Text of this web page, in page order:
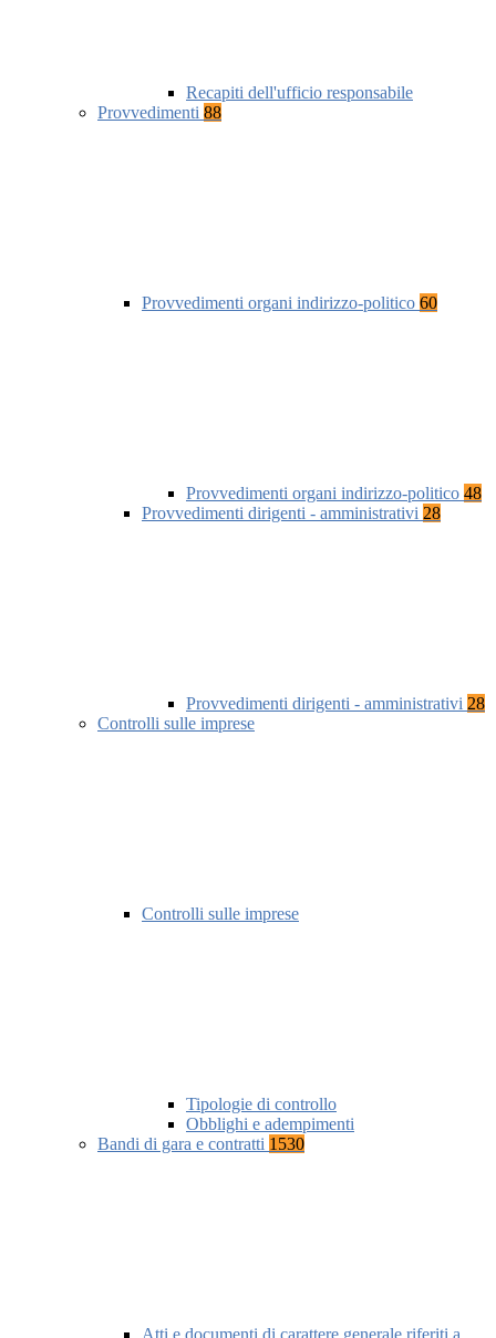
Recapiti dell'ufficio responsabile
Provvedimenti 88
Provvedimenti organi indirizzo-politico 60
Provvedimenti organi indirizzo-politico 48
Provvedimenti dirigenti - amministrativi 28
Provvedimenti dirigenti - amministrativi 28
Controlli sulle imprese
Controlli sulle imprese
Tipologie di controllo
Obblighi e adempimenti
Bandi di gara e contratti 1530